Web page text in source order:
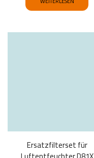
Ersatzfilterset für